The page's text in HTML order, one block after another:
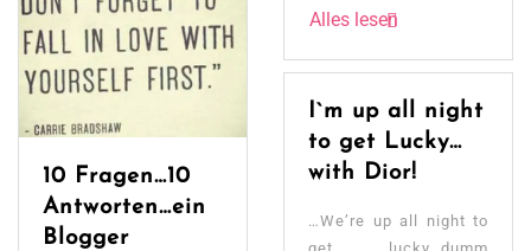
10 Fragen…10
Antworten…ein
Blogger
Alles lesen
I`m up all night
to get Lucky…
with Dior!
…We’re up all night to